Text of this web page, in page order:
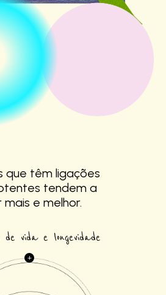
que têm ligações
tendem a
mais e melhor.
de vida e longevidade